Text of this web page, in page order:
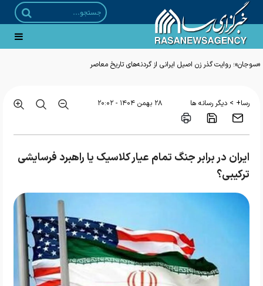
«سوجان»؛ روایت گذر زن اصیل ایرانی از گردنه‌های تاریخ معاصر
رسا+ > دیگر رسانه ها ۲۸ بهمن ۱۴۰۴ - ۲۰:۰۲
ایران در برابر جنگ تمام عیار کلاسیک یا راهبرد فرسایشی
ترکیبی؟